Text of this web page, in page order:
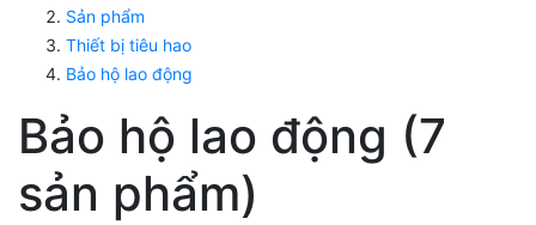
Sản phẩm
Thiết bị tiêu hao
Bảo hộ lao động
Bảo hộ lao động (7
sản phẩm)